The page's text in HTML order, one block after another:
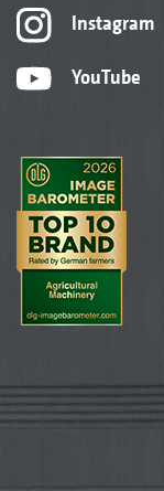
Instagram
YouTube